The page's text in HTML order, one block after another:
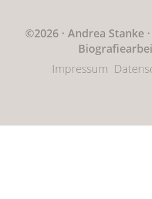
©2026 · Andrea Stanke·
Impressum